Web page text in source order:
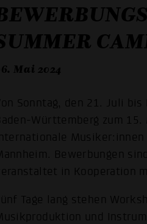
Mai 2024
Sonntag, den 21. Juli
Württemberg zum
Musiker:innen
Bewerbungen
in Kooperation
Tage lang stehen
und